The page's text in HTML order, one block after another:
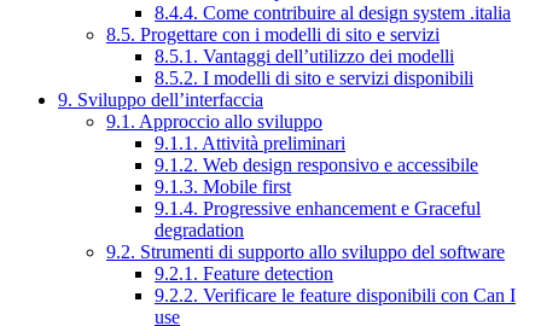
8.4.4. Come contribuire al design system .italia
8.5. Progettare con i modelli di sito e servizi
8.5.1. Vantaggi dell’utilizzo dei modelli
8.5.2. I modelli di sito e servizi disponibili
9. Sviluppo dell’interfaccia
9.1. Approccio allo sviluppo
9.1.1. Attività preliminari
9.1.2. Web design responsivo e accessibile
9.1.3. Mobile first
9.1.4. Progressive enhancement e Graceful
degradation
9.2. Strumenti di supporto allo sviluppo del software
9.2.1. Feature detection
9.2.2. Verificare le feature disponibili con Can I
use